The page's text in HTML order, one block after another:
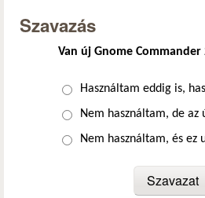
Szavazás
Van új Gnome Commander
Választások
Használtam eddig is,
Nem használtam, de
Nem használtam, és ez